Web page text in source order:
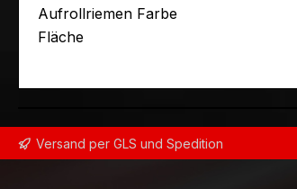
Aufrollriemen Farbe
Fläche
Versand per GLS und Spedition